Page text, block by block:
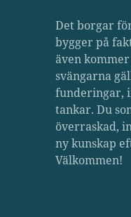
Det borgar
bygger på
även
svängarna
funderingar,
tankar. Du
överraskad,
ny kunskap
Välkommen!